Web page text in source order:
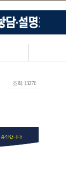
ㆍ조회: 13276